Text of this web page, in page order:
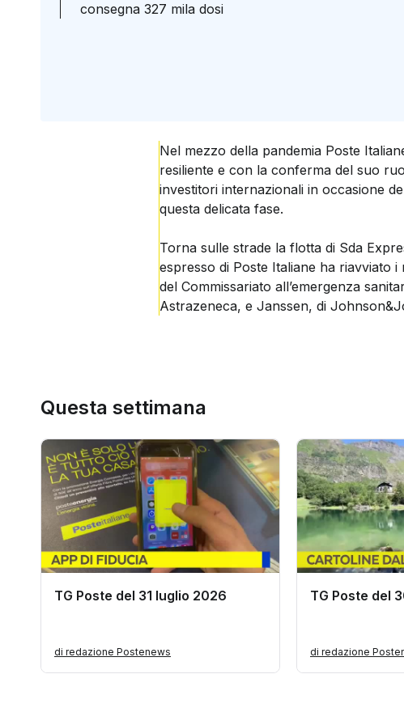
consegna 327 mila dosi
Nel mezzo della pandemia Poste
resiliente e con la conferma del suo
investitori internazionali in occasione
questa delicata fase.
Torna sulle strade la flotta di Sda
espresso di Poste Italiane ha riavviato
del Commissariato all’emergenza
Astrazeneca, e Janssen, di
Questa settimana
TG Poste del 31 luglio 2026
di redazione Postenews
TG Poste del
di redazione